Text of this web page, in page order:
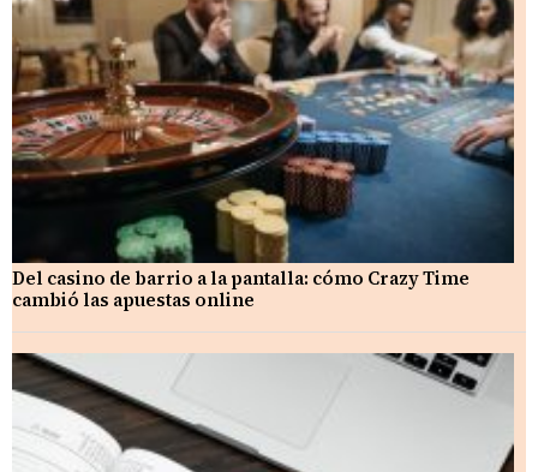
Del casino de barrio a la pantalla: cómo Crazy Time
cambió las apuestas online